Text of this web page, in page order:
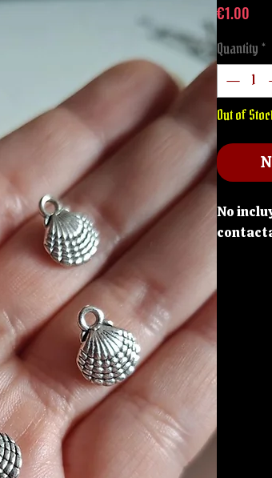
€1.00
Quantity *
Out of
No